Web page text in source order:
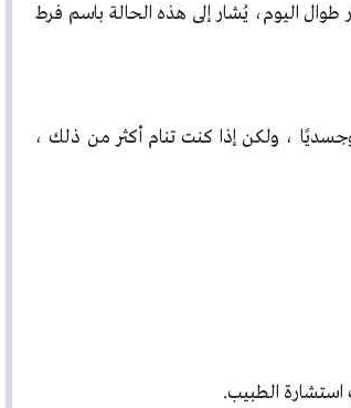
اليوم، يُشار إلى هذه الحالة باسم فرط
عقليًا وجسديًا ، ولكن إذا كنت تنام أكثر من ذلك ،
الطبيب.